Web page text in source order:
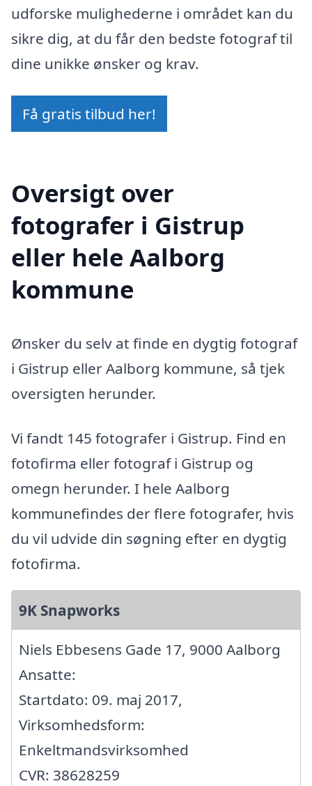
udforske mulighederne i området kan du
sikre dig, at du får den bedste fotograf til
dine unikke ønsker og krav.
Få gratis tilbud her!
Oversigt over
fotografer i Gistrup
eller hele Aalborg
kommune
Ønsker du selv at finde en dygtig fotograf
i Gistrup eller Aalborg kommune, så tjek
oversigten herunder.
Vi fandt 145 fotografer i Gistrup. Find en
fotofirma eller fotograf i Gistrup og
omegn herunder. I hele Aalborg
kommunefindes der flere fotografer, hvis
du vil udvide din søgning efter en dygtig
fotofirma.
9K Snapworks
Niels Ebbesens Gade 17, 9000 Aalborg
Ansatte:
Startdato: 09. maj 2017,
Virksomhedsform:
Enkeltmandsvirksomhed
CVR: 38628259